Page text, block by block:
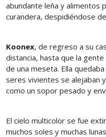
abundante leña y alimentos
curandera, despidiéndose
Koonex, de regreso a su
distancia, hasta que la
de una meseta. Ella
seres vivientes se alejaban
como un sopor pesado y
El cielo multicolor se fue
muchos soles y muchas